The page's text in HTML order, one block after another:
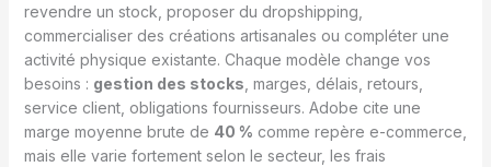
revendre un stock, proposer du dropshipping,
commercialiser des créations artisanales ou compléter une
activité physique existante. Chaque modèle change vos
besoins : gestion des stocks , marges, délais, retours,
service client, obligations fournisseurs. Adobe cite une
marge moyenne brute de 40 % comme repère e-commerce,
mais elle varie fortement selon le secteur, les frais